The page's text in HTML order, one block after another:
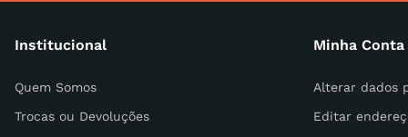
Escreva uma avaliação
Institucional
Quem Somos
Trocas ou Devoluções
Minha Conta
Alterar dados
Editar